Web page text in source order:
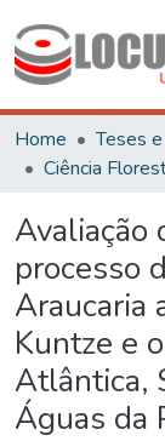
Home Teses
Ciência
Avaliação
processo
Araucaria
Kuntze e
Atlântica,
Águas da